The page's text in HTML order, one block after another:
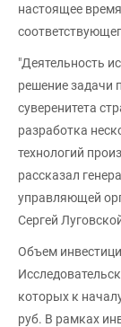
настоящее
"Деятельность
решение задачи
суверенитета
разработка
технологий
рассказал
управляющей
Сергей
Объем
которых к
руб. В рамках